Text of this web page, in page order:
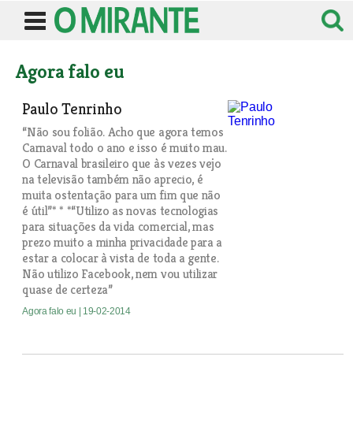
Agora falo eu
Paulo Tenrinho
“Não sou folião. Acho que agora temos
Carnaval todo o ano e isso é muito mau.
O Carnaval brasileiro que às vezes vejo
na televisão também não aprecio, é
muita ostentação para um fim que não
é útil”* * *“Utilizo as novas tecnologias
para situações da vida comercial, mas
prezo muito a minha privacidade para a
estar a colocar à vista de toda a gente.
Não utilizo Facebook, nem vou utilizar
quase de certeza”
Agora falo eu | 19-02-2014